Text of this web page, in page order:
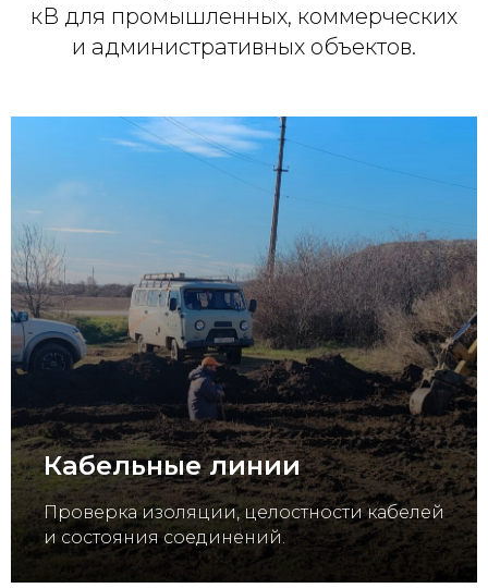
кВ для промышленных, коммерческих
и административных объектов.
Кабельные линии
Проверка изоляции, целостности кабелей
и состояния соединений.